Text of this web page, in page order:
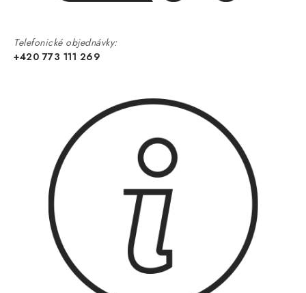
Telefonické objednávky:
+420 773 111 269